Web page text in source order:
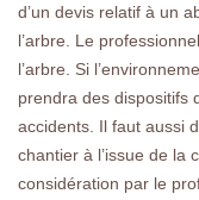
d’un devis relatif à un
l’arbre. Le
l’arbre. Si
prendra des dispositifs
accidents. Il faut aussi
chantier à l’issue de la
considération par le